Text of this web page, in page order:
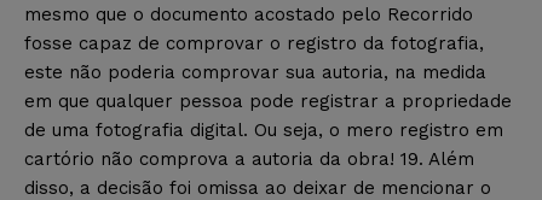
mesmo que o documento acostado pelo Recorrido
fosse capaz de comprovar o registro da fotografia,
este não poderia comprovar sua autoria, na medida
em que qualquer pessoa pode registrar a propriedade
de uma fotografia digital. Ou seja, o mero registro em
cartório não comprova a autoria da obra! 19. Além
disso, a decisão foi omissa ao deixar de mencionar o